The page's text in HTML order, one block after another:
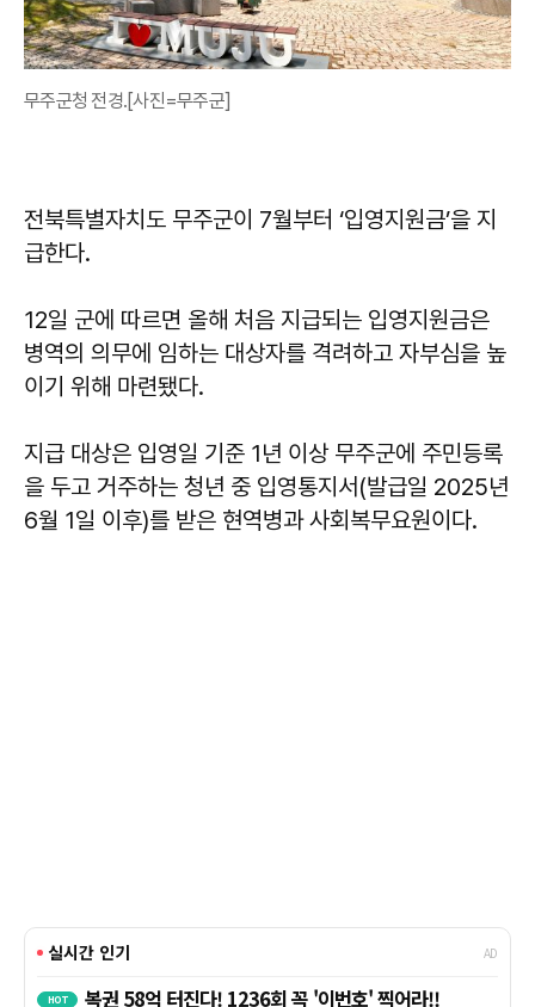
무주군청 전경.[사진=무주군]
전북특별자치도 무주군이 7월부터 ‘입영지원금’을 지
급한다.
12일 군에 따르면 올해 처음 지급되는 입영지원금은
병역의 의무에 임하는 대상자를 격려하고 자부심을 높
이기 위해 마련됐다.
지급 대상은 입영일 기준 1년 이상 무주군에 주민등록
을 두고 거주하는 청년 중 입영통지서(발급일 2025년
6월 1일 이후)를 받은 현역병과 사회복무요원이다.